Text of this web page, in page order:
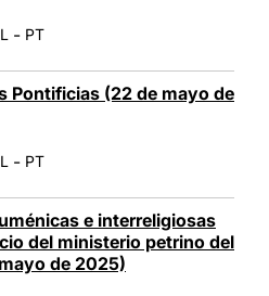
- PT
Pontificias (22 de mayo de
- PT
e interreligiosas
del ministerio petrino del
de 2025)